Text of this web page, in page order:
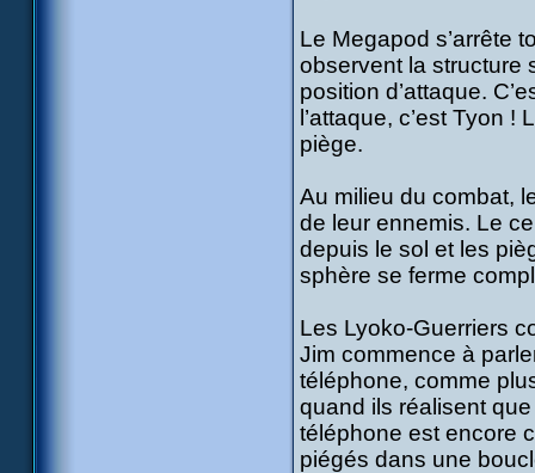
Le Megapod s’arrête
observent la structure
position d’attaque.
l’attaque, c’est Tyon
piège.
Au milieu du combat,
de leur ennemis. Le
depuis le sol et les
sphère se ferme
Les Lyoko-Guerriers
Jim commence à
téléphone, comme
quand ils réalisent
téléphone est encore
piégés dans une